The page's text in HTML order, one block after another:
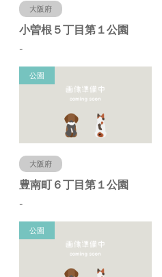
大阪府
小曽根５丁目第１公園
-
公園
大阪府
豊南町６丁目第１公園
-
公園